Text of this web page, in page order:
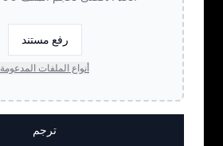
رفع مستند
أنواع الملفات المدعومة
ترجم